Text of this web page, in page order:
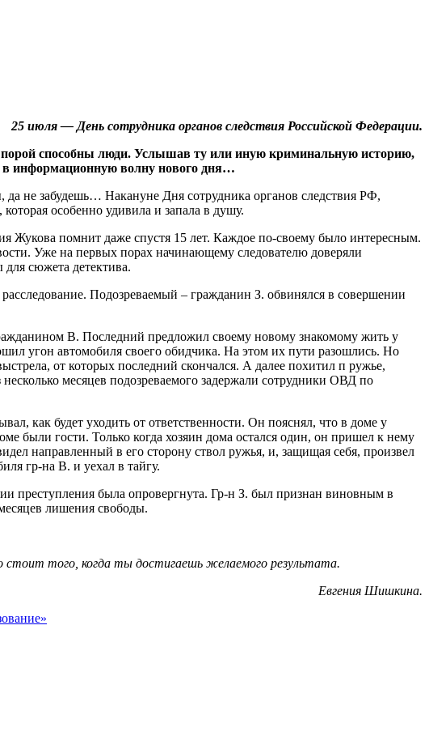
25 июля — День сотрудника органов следствия Российской Федерации.
способны люди. Услышав ту или иную криминальную историю,
в информационную волну нового дня…
не забудешь… Накануне Дня сотрудника органов следствия РФ,
особенно удивила и запала в душу.
Жукова помнит даже спустя 15 лет. Каждое по-своему было интересным.
Уже на первых порах начинающему следователю доверяли
сюжета детектива.
Подозреваемый – гражданин З. обвинялся в совершении
В. Последний предложил своему новому знакомому жить у
угон автомобиля своего обидчика. На этом их пути разошлись. Но
от которых последний скончался. А далее похитил п ружье,
месяцев подозреваемого задержали сотрудники ОВД по
как будет уходить от ответственности. Он пояснял, что в доме у
были гости. Только когда хозяин дома остался один, он пришел к нему
направленный в его сторону ствол ружья, и, защищая себя, произвел
гр-на В. и уехал в тайгу.
преступления была опровергнута. Гр-н З. был признан виновным в
лишения свободы.
стоит того, когда ты достигаешь желаемого результата.
Евгения Шишкина.